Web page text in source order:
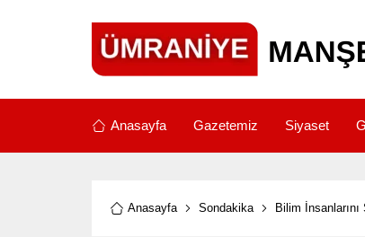
Anasayfa Gazetemiz Siyaset
Anasayfa Sondakika Bilim